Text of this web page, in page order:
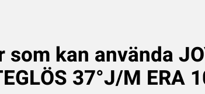
kan använda
37°J/M ERA